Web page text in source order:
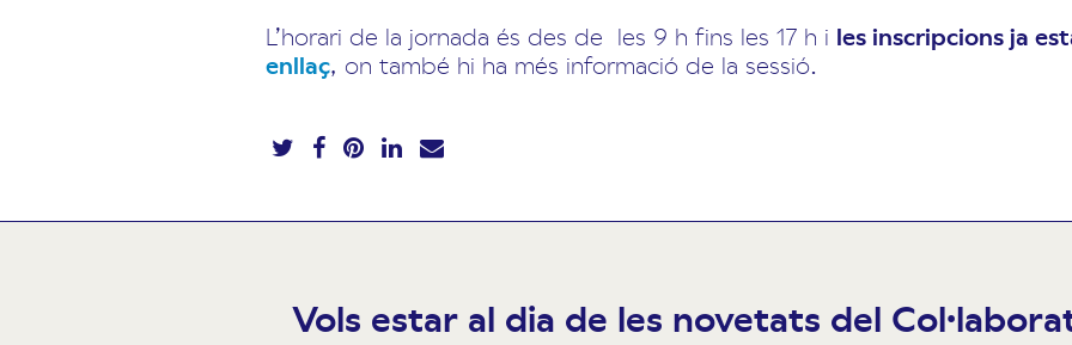
L’horari de la jornada és des de les 9 h fins les 17 h i les inscripcions ja
enllaç, on també hi ha més informació de la sessió.
Vols estar al dia de les novetats del